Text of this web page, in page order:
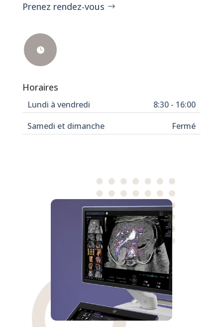
Prenez rendez-vous

Horaires
Lundi à vendredi
8:30 - 16:00
Samedi et dimanche
Fermé